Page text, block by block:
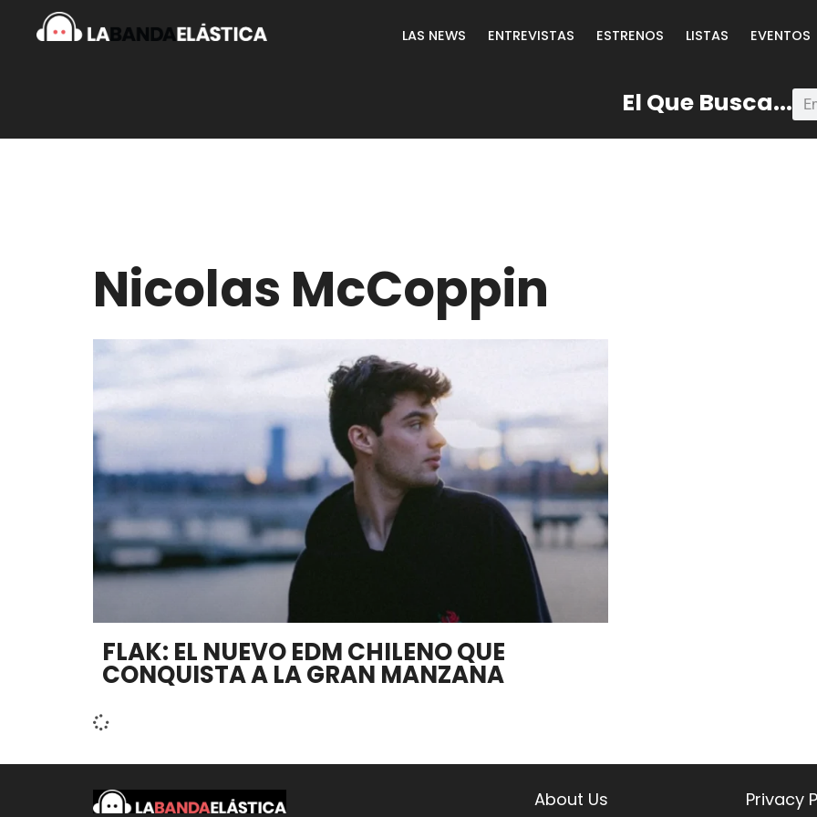
LAS NEWS ENTREVISTAS ESTRENOS LISTAS EVENTOS
El Que Busca...
Nicolas McCoppin
FLAK: EL NUEVO EDM CHILENO QUE
CONQUISTA A LA GRAN MANZANA
About Us
Privacy